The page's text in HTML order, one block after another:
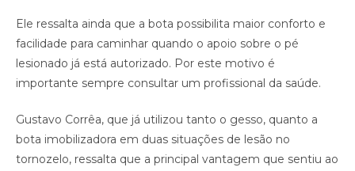
Ele ressalta ainda que a bota possibilita maior conforto e
facilidade para caminhar quando o apoio sobre o pé
lesionado já está autorizado. Por este motivo é
importante sempre consultar um profissional da saúde.
Gustavo Corrêa, que já utilizou tanto o gesso, quanto a
bota imobilizadora em duas situações de lesão no
tornozelo, ressalta que a principal vantagem que sentiu ao